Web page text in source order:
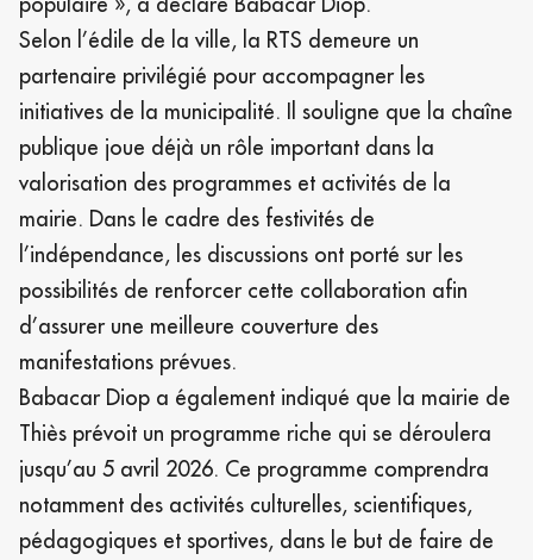
Selon l’édile de la ville, la RTS demeure un
partenaire privilégié pour accompagner les
initiatives de la municipalité. Il souligne que la chaîne
publique joue déjà un rôle important dans la
valorisation des programmes et activités de la
mairie. Dans le cadre des festivités de
l’indépendance, les discussions ont porté sur les
possibilités de renforcer cette collaboration afin
d’assurer une meilleure couverture des
manifestations prévues.
Babacar Diop a également indiqué que la mairie de
Thiès prévoit un programme riche qui se déroulera
jusqu’au 5 avril 2026. Ce programme comprendra
notamment des activités culturelles, scientifiques,
pédagogiques et sportives, dans le but de faire de